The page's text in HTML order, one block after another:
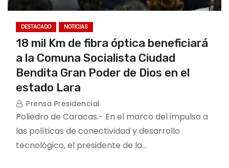
DESTACADO NOTICIAS
18 mil Km de fibra óptica beneficiará
a la Comuna Socialista Ciudad
Bendita Gran Poder de Dios en el
estado Lara
Prensa Presidencial
Poliedro de Caracas.- En el marco del impulso a
las políticas de conectividad y desarrollo
tecnológico, el presidente de la…